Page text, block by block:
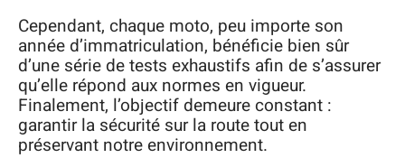
Cependant, chaque moto, peu importe son
année d’immatriculation, bénéficie bien sûr
d’une série de tests exhaustifs afin de s’assurer
qu’elle répond aux normes en vigueur.
Finalement, l’objectif demeure constant :
garantir la sécurité sur la route tout en
préservant notre environnement.